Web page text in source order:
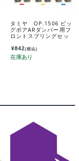
タミヤ OP.1506 ビッ
グボアARダンパー用フ
ロントスプリングセッ
¥842(税込)